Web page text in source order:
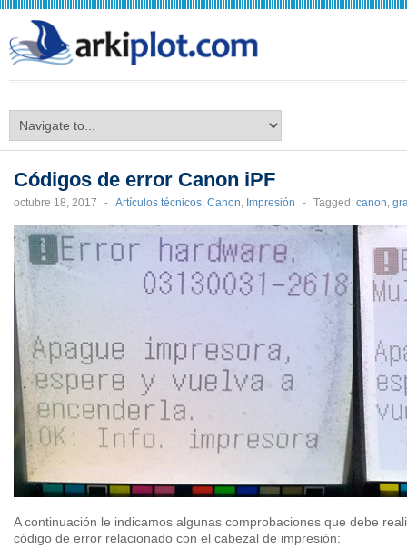
Códigos de error Canon iPF
octubre 18, 2017 - Artículos técnicos, Canon, Impresión - Tagged: canon,
A continuación le indicamos algunas comprobaciones que debe
código de error relacionado con el cabezal de impresión: